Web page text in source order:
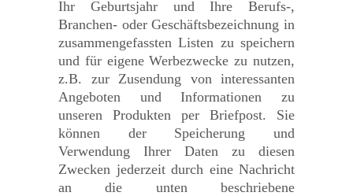
Ihr Geburtsjahr und Ihre Berufs-,
Branchen- oder Geschäftsbezeichnung in
zusammengefassten Listen zu speichern
und für eigene Werbezwecke zu nutzen,
z.B. zur Zusendung von interessanten
Angeboten und Informationen zu
unseren Produkten per Briefpost. Sie
können der Speicherung und
Verwendung Ihrer Daten zu diesen
Zwecken jederzeit durch eine Nachricht
an die unten beschriebene